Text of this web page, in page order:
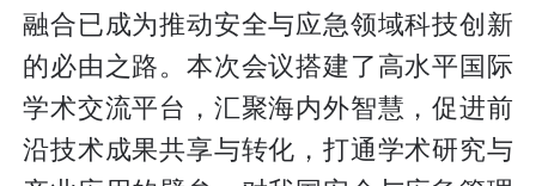
融合已成为推动安全与应急领域科技创新
的必由之路。本次会议搭建了高水平国际
学术交流平台，汇聚海内外智慧，促进前
沿技术成果共享与转化，打通学术研究与